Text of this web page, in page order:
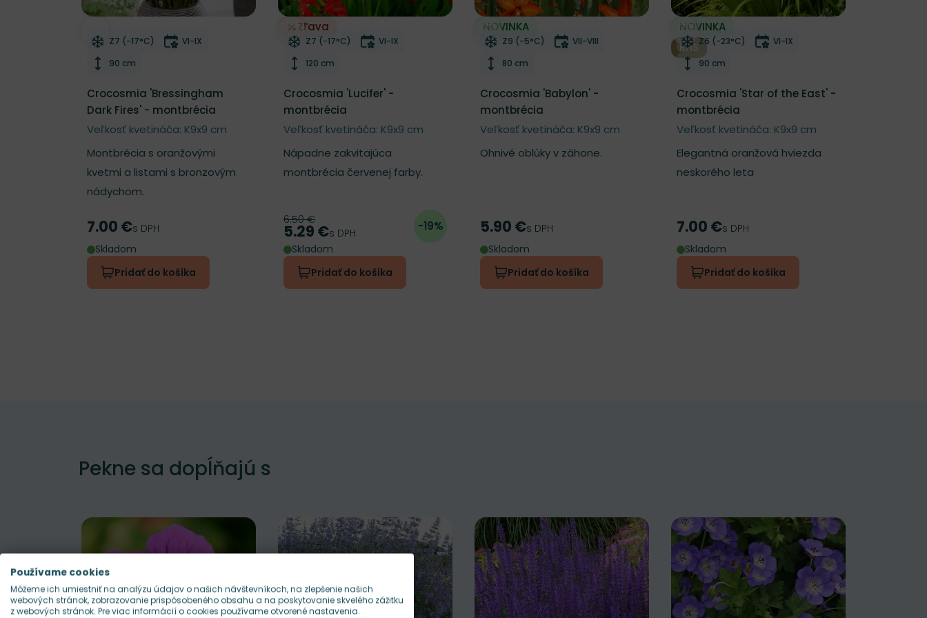
Odober do zoznamu želaní
Mrazuvzdornosť
Z7 (-17°C) Doba kvitnutia
VI-IX
Výška rastliny
90 cm
Crocosmia 'Bressingham
Dark Fires' - montbrécia
Veľkosť kvetináča: K9x9 cm
Montbrécia s oranžovými
kvetmi a listami s bronzovým
nádychom.
Cena
7.00 €s DPH
Skladom
Pridať do košíka
Zľava
Odober do zoznamu želaní
Mrazuvzdornosť
Z7 (-17°C) Doba kvitnutia
VI-IX
Výška rastliny
120 cm
Crocosmia 'Lucifer' -
montbrécia
Veľkosť kvetináča: K9x9 cm
Nápadne zakvitajúca
montbrécia červenej farby.
Pôvodná cena
6.50 €
Cena
5.29 €s DPH -19%
Skladom
Pridať do košíka
NOVINKA
Odober do zoznamu želaní
Mrazuvzdornosť
Z9 (-5°C) Doba kvitnutia
VII-VIII
Výška rastliny
80 cm
Crocosmia 'Babylon' -
montbrécia
Veľkosť kvetináča: K9x9 cm
Ohnivé oblúky v záhone.
Cena
5.90 €s DPH
Skladom
Pridať do košíka
NOVINKA
RHS
Odober do zoznamu želaní
Mrazuvzdornosť
Z6 (-23°C) Doba kvitnutia
VI-IX
Výška rastliny
90 cm
Crocosmia 'Star of the East' -
montbrécia
Veľkosť kvetináča: K9x9 cm
Elegantná oranžová hviezda
neskorého leta
Cena
7.00 €s DPH
Skladom
Pridať do košíka
Pekne sa dopĺňajú s
Používame cookies
Môžeme ich umiestniť na analýzu údajov o našich návštevníkoch, na zlepšenie našich
webových stránok, zobrazovanie prispôsobeného obsahu a na poskytovanie skvelého zážitku
z webových stránok. Pre viac informácií o cookies používame otvorené nastavenia.